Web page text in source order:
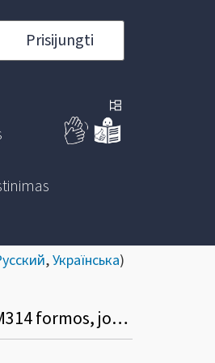
Prisijungti
,Українська)
Informacinis pranešimas dėl Nenuolatinio Lietuvos gyventojo metinės pajamų mokesčio deklaracijos GPM314 formos, jos priedų GPM314A, GPM314B formų užpildymo ir pateikimo taisyklių pakeitimo